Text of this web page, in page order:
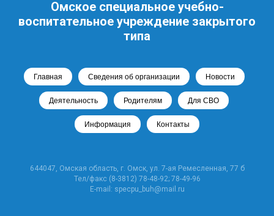
Омское специальное учебно-
воспитательное учреждение закрытого
типа
Главная Сведения об организации Новости
Деятельность Родителям Для СВО
Информация Контакты
644047, Омская область, г. Омск, ул. 7-ая Ремесленная, 77 б
Тел/факс (8-3812) 78-48-92; 78-49-96
E-mail: specpu_buh@mail.ru